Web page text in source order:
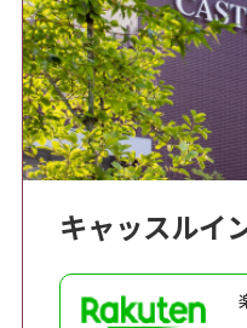
キャッスルイ